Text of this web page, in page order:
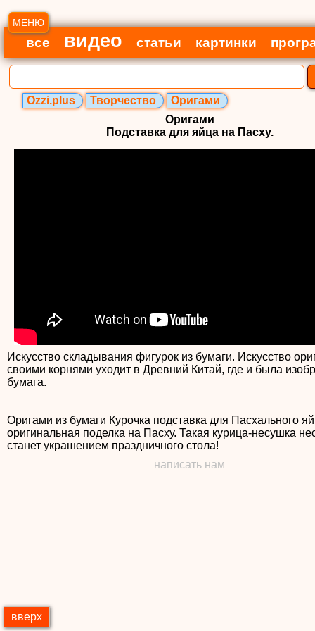
МЕНЮ
все видео статьи картинки
Ozzi.plus Творчество
Оригами
Оригами
Подставка для яйца на Пасху.
Искусство складывания фигурок из бумаги. Искусство
своими корнями уходит в Древний Китай, где и была
бумага.
Оригами из бумаги Курочка подставка для Пасхального
оригинальная поделка на Пасху. Такая курица-несушка
написать нам
вверх